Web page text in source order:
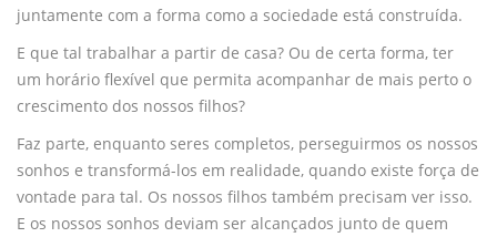
juntamente com a forma como a sociedade está construída.
E que tal trabalhar a partir de casa? Ou de certa forma, ter
um horário flexível que permita acompanhar de mais perto o
crescimento dos nossos filhos?
Faz parte, enquanto seres completos, perseguirmos os nossos
sonhos e transformá-los em realidade, quando existe força de
vontade para tal. Os nossos filhos também precisam ver isso.
E os nossos sonhos deviam ser alcançados junto de quem